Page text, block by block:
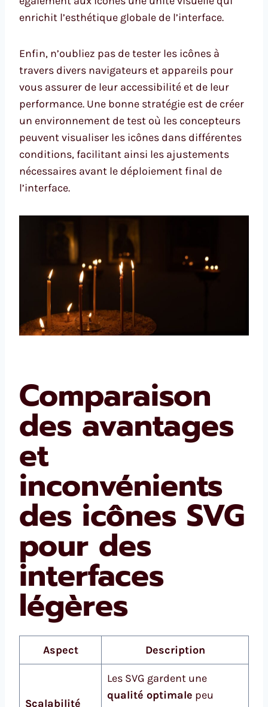
enrichit l’esthétique globale de l’interface.
Enfin, n’oubliez pas de tester les icônes à
travers divers navigateurs et appareils pour
vous assurer de leur accessibilité et de leur
performance. Une bonne stratégie est de créer
un environnement de test où les concepteurs
peuvent visualiser les icônes dans différentes
conditions, facilitant ainsi les ajustements
nécessaires avant le déploiement final de
l’interface.
Comparaison
des avantages
et
inconvénients
des icônes SVG
pour des
interfaces
légères
Aspect Description
Scalabilité
Les SVG gardent une
qualité optimale peu